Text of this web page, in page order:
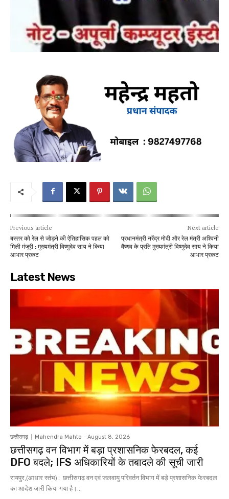
Previous article
बस्तर को रेल से जोड़ने की ऐतिहासिक पहल को
मिली मंजूरी : मुख्यमंत्री विष्णुदेव साय ने किया
आभार प्रकट
Next article
प्रधानमंत्री नरेंद्र मोदी और रेल मंत्री अश्विनी
वैष्णव के प्रति मुख्यमंत्री विष्णुदेव साय ने किया
आभार प्रकट
Latest News
छत्तीसगढ़ Mahendra Mahto - August 8, 2026
छत्तीसगढ़ वन विभाग में बड़ा प्रशासनिक फेरबदल, कई
DFO बदले; IFS अधिकारियों के तबादले की सूची जारी
रायपुर,(आधार स्तंभ) : छत्तीसगढ़ वन एवं जलवायु परिवर्तन विभाग में बड़े प्रशासनिक फेरबदल
का आदेश जारी किया गया है।...